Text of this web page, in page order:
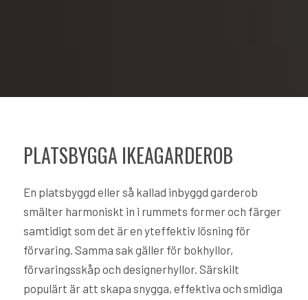
PLATSBYGGA IKEAGARDEROB
En platsbyggd eller så kallad inbyggd garderob
smälter harmoniskt in i rummets former och färger
samtidigt som det är en yteffektiv lösning för
förvaring. Samma sak gäller för bokhyllor,
förvaringsskåp och designerhyllor. Särskilt
populärt är att skapa snygga, effektiva och smidiga